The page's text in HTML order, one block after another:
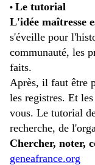
• Le tutorial
L'idée maîtresse
s'éveille pour
communauté, les
faits.
Après, il faut être
les registres. Et
vous. Le tutorial
recherche, de
Chercher, noter,
geneafrance.org